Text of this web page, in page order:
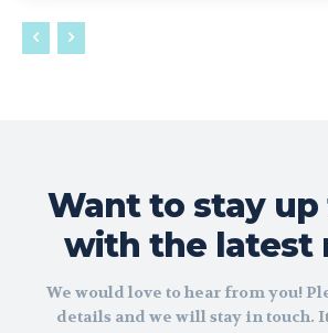
Want to stay
with the latest
We would love to hear from you!
details and we will stay in touch.